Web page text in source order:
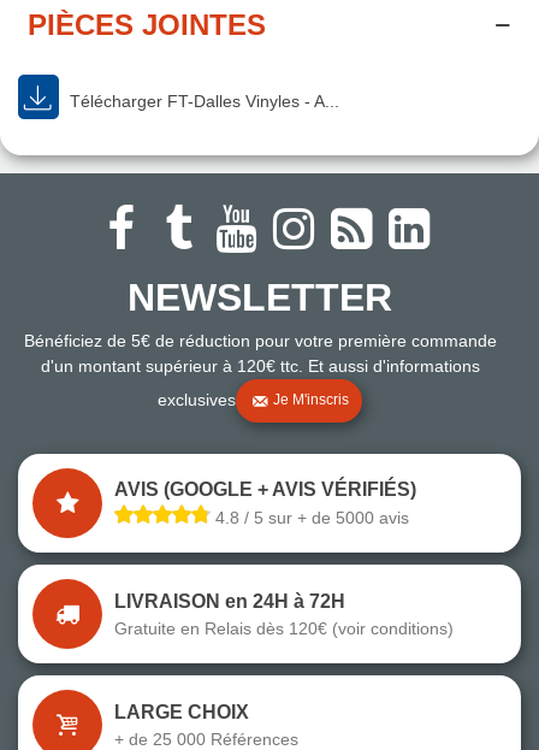
PIÈCES JOINTES
Télécharger FT-Dalles Vinyles - A...
NEWSLETTER
Bénéficiez de 5€ de réduction pour votre première commande
d'un montant supérieur à 120€ ttc. Et aussi d'informations
exclusives
Je M'inscris
AVIS (GOOGLE + AVIS VÉRIFIÉS)
4.8 / 5 sur + de 5000 avis
LIVRAISON en 24H à 72H
Gratuite en Relais dès 120€ (voir conditions)
LARGE CHOIX
+ de 25 000 Références